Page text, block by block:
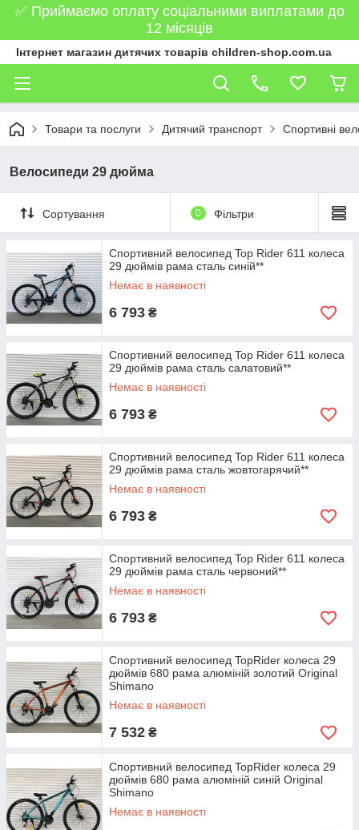
✅ Приймаємо оплату соціальними виплатами до
12 місяців
Інтернет магазин дитячих товарів children-shop.com.ua
Товари та послуги Дитячий транспорт Спортивні
Велосипеди 29 дюйма
Сортування 0 Фільтри
Спортивний велосипед Top Rider 611 колеса
29 дюймів рама сталь синій**
Немає в наявності
6 793 ₴
Спортивний велосипед Top Rider 611 колеса
29 дюймів рама сталь салатовий**
Немає в наявності
6 793 ₴
Спортивний велосипед Top Rider 611 колеса
29 дюймів рама сталь жовтогарячий**
Немає в наявності
6 793 ₴
Спортивний велосипед Top Rider 611 колеса
29 дюймів рама сталь червоний**
Немає в наявності
6 793 ₴
Спортивний велосипед TopRider колеса 29
дюймів 680 рама алюміній золотий Original
Shimano
Немає в наявності
7 532 ₴
Спортивний велосипед TopRider колеса 29
дюймів 680 рама алюміній синій Original
Shimano
Немає в наявності